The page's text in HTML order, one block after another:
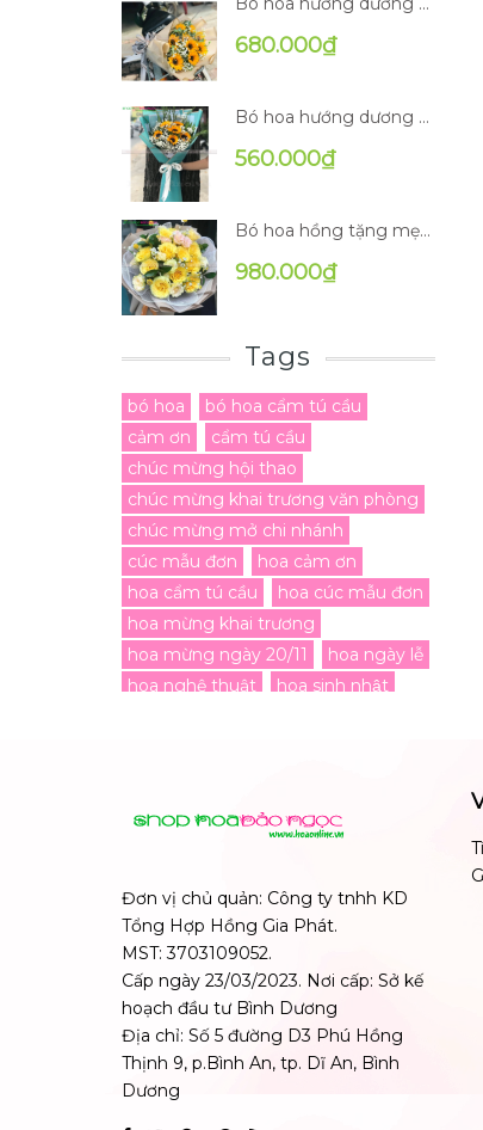
680.000₫
Bó hoa hướng dương BN-B0191
560.000₫
Bó hoa hồng tặng mẹ BN-B0096
980.000₫
Tags
bó hoa
bó hoa cẩm tú cầu
cảm ơn
cẩm tú cầu
chúc mừng hội thao
chúc mừng khai trương văn phòng
chúc mừng mở chi nhánh
cúc mẫu đơn
hoa cảm ơn
hoa cẩm tú cầu
hoa cúc mẫu đơn
hoa mừng khai trương
hoa mừng ngày 20/11
hoa ngày lễ
hoa nghệ thuật
hoa sinh nhật
hoa trang trí sảnh
kệ hoa 2 tầng
kệ hoa chúc mừng
kệ hoa vip
lẵng hoa nghệ thuật
mix màu
mừng khai trương
ngày lễ
sinh nhật
tặng đồng nghiệp
tặng mẹ
tặng nữ
tặng sếp nữ tặng vợ
Đơn vị chủ quản: Công ty tnhh KD
Tổng Hợp Hồng Gia Phát.
MST: 3703109052.
Cấp ngày 23/03/2023. Nơi cấp: Sở kế
hoạch đầu tư Bình Dương
Địa chỉ: Số 5 đường D3 Phú Hồng
Thịnh 9, p.Bình An, tp. Dĩ An, Bình
Dương